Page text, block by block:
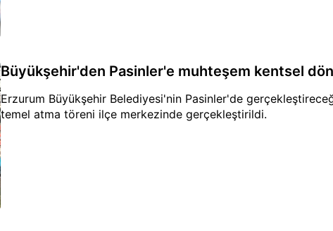
Büyükşehir'den Pasinler'e muhteşem kentsel
Erzurum Büyükşehir Belediyesi'nin Pasinler'de
temel atma töreni ilçe merkezinde gerçekleştirildi.